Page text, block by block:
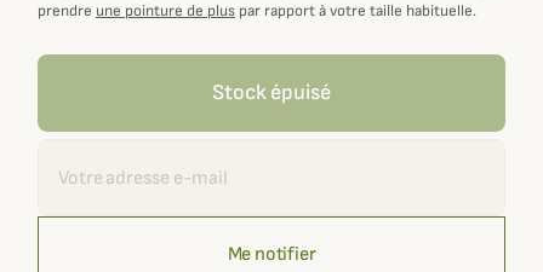
prendre une pointure de plus par rapport à votre taille habituelle.
Stock épuisé
Me notifier